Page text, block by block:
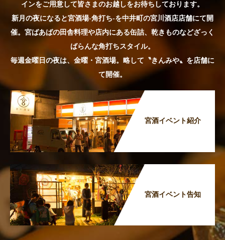
インをご用意して皆さまのお越しをお待ちしております。
新月の夜になると宮酒場-角打ち-を中井町の宮川酒店店舗にて開
催。宮ばあばの田舎料理や店内にある缶詰、乾きものなどざっく
ばらんな角打ちスタイル。
毎週金曜日の夜は、金曜・宮酒場。略して〝きんみや〟を店舗に
て開催。
宮酒イベント紹介
宮酒イベント告知